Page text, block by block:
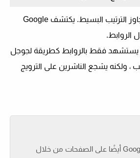
الروابط لها وظيفة تتجاوز الترتيب البسيط. يكتشف Google
الروابط.
يستشهد فقط بالروابط كطريقة لجوجل
ولكنه يشجع الناشرين على الترويج
“يعثر محرك بحث Google أيضًا على الصفحات من خلال